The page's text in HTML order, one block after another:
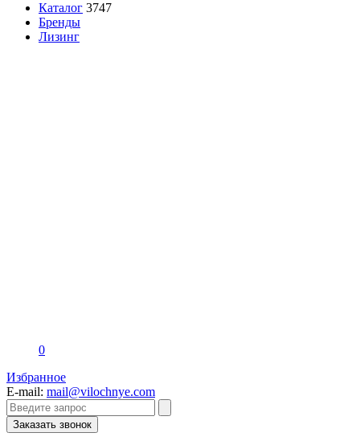
Каталог 3747
Бренды
Лизинг
0
Избранное
E-mail: mail@vilochnye.com
Заказать звонок